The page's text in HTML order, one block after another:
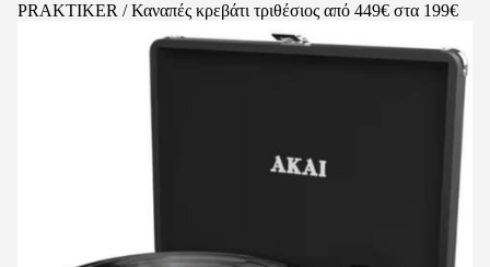
PRAKTIKER / Καναπές κρεβάτι τριθέσιος από 449€ στα 199€